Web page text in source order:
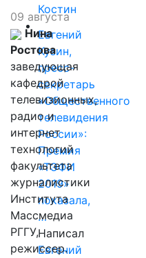
Костин
Евгений
Кузин,
пресс-
секретарь
«Общественного
телевидения
России»:
Премия
«ТЭФИ
2019»
показала,
…
Написал
Евгений
09 августа
Нина
Ростова
заведующая
кафедрой
телевизионных,
радио и
интернет
технологий
факультета
журналистики
Института
Массмедиа
РГГУ,
режиссер.